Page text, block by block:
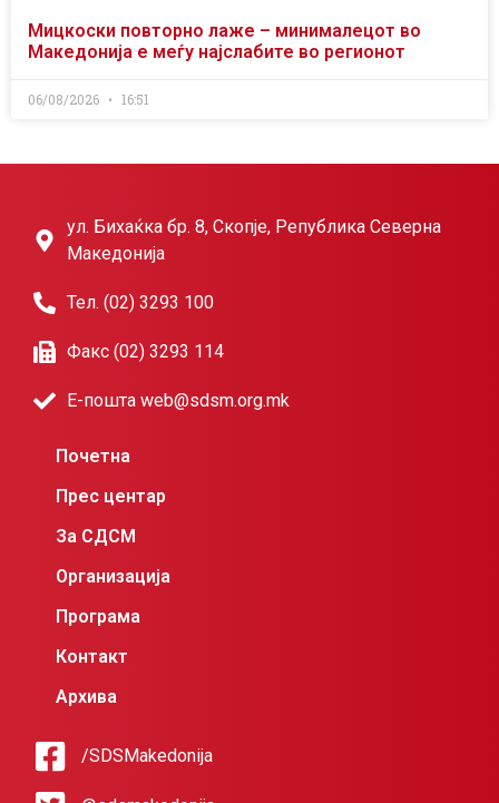
Мицкоски повторно лаже – минималецот во
Македонија е меѓу најслабите во регионот
06/08/2026 16:51
ул. Бихаќка бр. 8, Скопје, Република Северна
Македонија
Тел. (02) 3293 100
Факс (02) 3293 114
Е-пошта web@sdsm.org.mk
Почетна
Прес центар
За СДСМ
Организација
Програма
Контакт
Архива
/SDSMakedonija